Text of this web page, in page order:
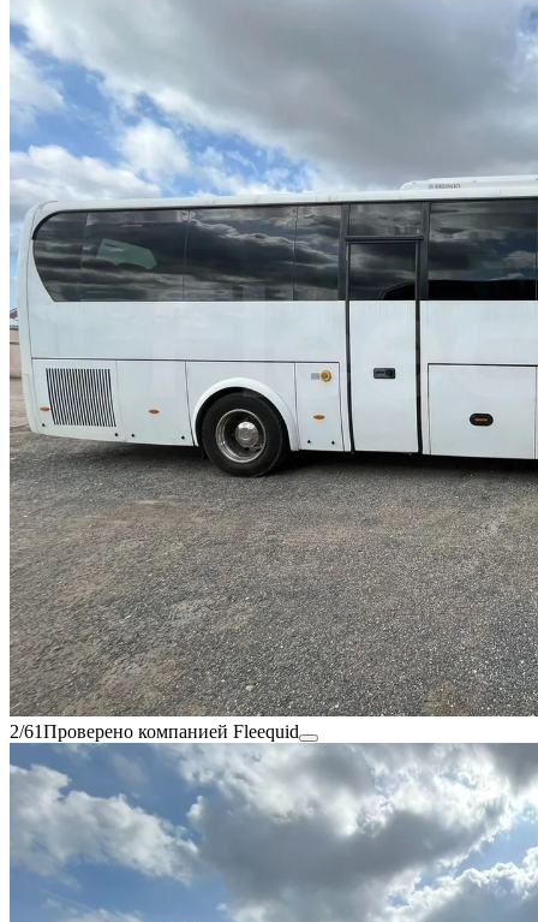
2/61Проверено компанией Fleequid